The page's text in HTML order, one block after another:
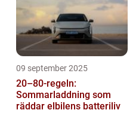
09 september 2025
20–80-regeln:
Sommarladdning som
räddar elbilens batteriliv